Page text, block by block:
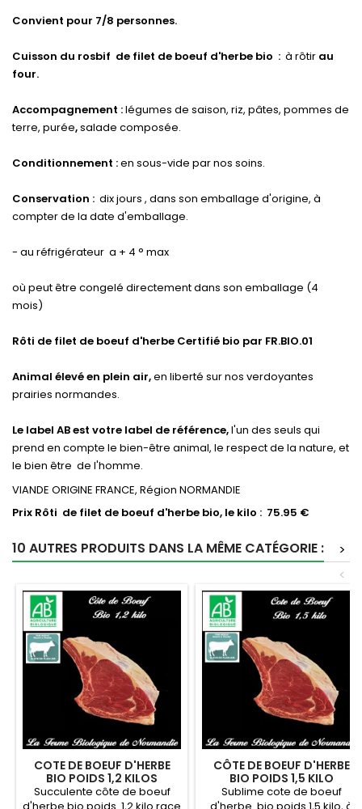
Convient pour 7/8 personnes.
Cuisson du rosbif de filet de boeuf d'herbe bio : à rôtir au
four.
Accompagnement :légumes de saison, riz, pâtes, pommes de
terre, purée,salade composée.
Conditionnement :en sous-vide par nos soins.
Conservation : dix jours , dans son emballage d'origine, à
compter de la date d'emballage.
- au réfrigérateur a + 4 ° max
où peut être congelé directement dans son emballage (4
mois)
Rôti de filet de boeuf d'herbe Certifié bio par FR.BIO.01
Animal élevé en plein air,en liberté sur nos verdoyantes
prairies normandes.
Le label AB est votre label de référence,l'un des seuls qui
prend en compte le bien-être animal, le respect de la nature, et
le bien être de l'homme.
VIANDE ORIGINE FRANCE, Région NORMANDIE
Prix Rôti de filet de boeuf d'herbe bio, le kilo : 75.95 €
10 AUTRES PRODUITS DANS LA MÊME CATÉGORIE :
>
<
COTE DE BOEUF D'HERBE
BIO POIDS 1,2 KILOS
Succulente côte de boeuf
CÔTE DE BOEUF D'HERBE
BIO POIDS 1,5 KILO
Sublime cote de boeuf